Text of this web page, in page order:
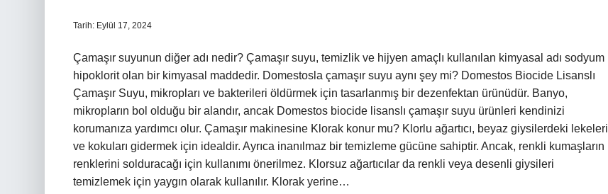
Tarih: Eylül 17, 2024
Çamaşır suyunun diğer adı nedir? Çamaşır suyu, temizlik ve hijyen amaçlı kullanılan kimyasal adı sodyum
hipoklorit olan bir kimyasal maddedir. Domestosla çamaşır suyu aynı şey mi? Domestos Biocide Lisanslı
Çamaşır Suyu, mikropları ve bakterileri öldürmek için tasarlanmış bir dezenfektan ürünüdür. Banyo,
mikropların bol olduğu bir alandır, ancak Domestos biocide lisanslı çamaşır suyu ürünleri kendinizi
korumanıza yardımcı olur. Çamaşır makinesine Klorak konur mu? Klorlu ağartıcı, beyaz giysilerdeki lekeleri
ve kokuları gidermek için idealdir. Ayrıca inanılmaz bir temizleme gücüne sahiptir. Ancak, renkli kumaşların
renklerini solduracağı için kullanımı önerilmez. Klorsuz ağartıcılar da renkli veya desenli giysileri
temizlemek için yaygın olarak kullanılır. Klorak yerine…